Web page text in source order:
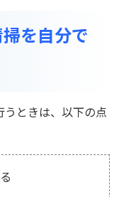
を自分で
ときは、以下の点